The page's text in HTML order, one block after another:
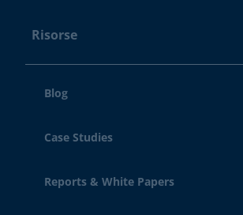
Risorse
Blog
Case Studies
Reports & White Papers